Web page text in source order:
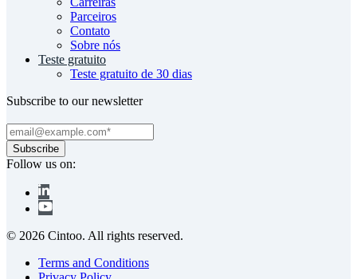
Parceiros
Contato
Sobre nós
Teste gratuito
Teste gratuito de 30 dias
Subscribe to our newsletter
Follow us on:
© 2026 Cintoo. All rights reserved.
Terms and Conditions